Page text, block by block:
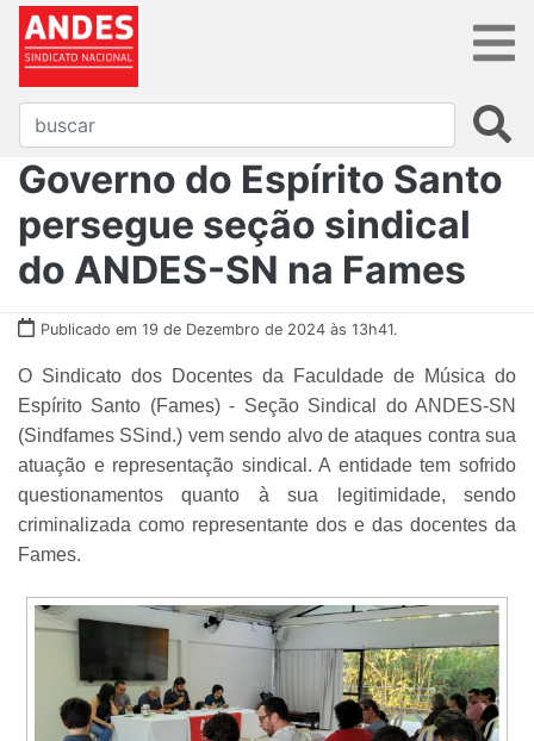
Governo do Espírito Santo
persegue seção sindical
do ANDES-SN na Fames
Publicado em 19 de Dezembro de 2024 às 13h41.
O Sindicato dos Docentes da Faculdade de Música do
Espírito Santo (Fames) - Seção Sindical do ANDES-SN
(Sindfames SSind.) vem sendo alvo de ataques contra sua
atuação e representação sindical. A entidade tem sofrido
questionamentos quanto à sua legitimidade, sendo
criminalizada como representante dos e das docentes da
Fames.